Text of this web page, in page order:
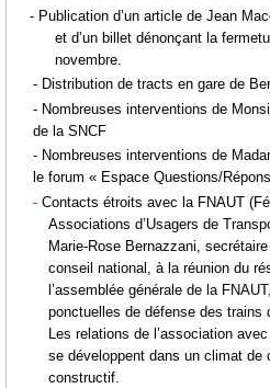
- Publication d’un article de Jean
et d’un billet dénonçant la
novembre.
- Distribution de tracts en gare de
- Nombreuses interventions de
de la SNCF
- Nombreuses interventions de
le forum « Espace Questions/
- Contacts étroits avec la FNAUT
Associations d’Usagers de
Marie-Rose Bernazzani,
conseil national, à la réunion du
l’assemblée générale de la
ponctuelles de défense des trains
Les relations de l’association
se développent dans un climat de
constructif.